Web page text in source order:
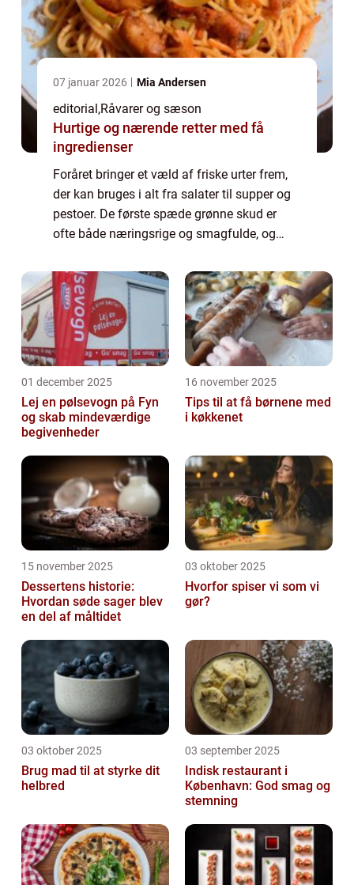
07 januar 2026 Mia Andersen
editorial,Råvarer og sæson
Hurtige og nærende retter med få
ingredienser
Foråret bringer et væld af friske urter frem,
der kan bruges i alt fra salater til supper og
pestoer. De første spæde grønne skud er
ofte både næringsrige og smagfulde, og
01 december 2025
Lej en pølsevogn på Fyn
og skab mindeværdige
begivenheder
16 november 2025
Tips til at få børnene med
i køkkenet
15 november 2025
Dessertens historie:
Hvordan søde sager blev
en del af måltidet
03 oktober 2025
Hvorfor spiser vi som vi
gør?
03 oktober 2025
Brug mad til at styrke dit
helbred
03 september 2025
Indisk restaurant i
København: God smag og
stemning